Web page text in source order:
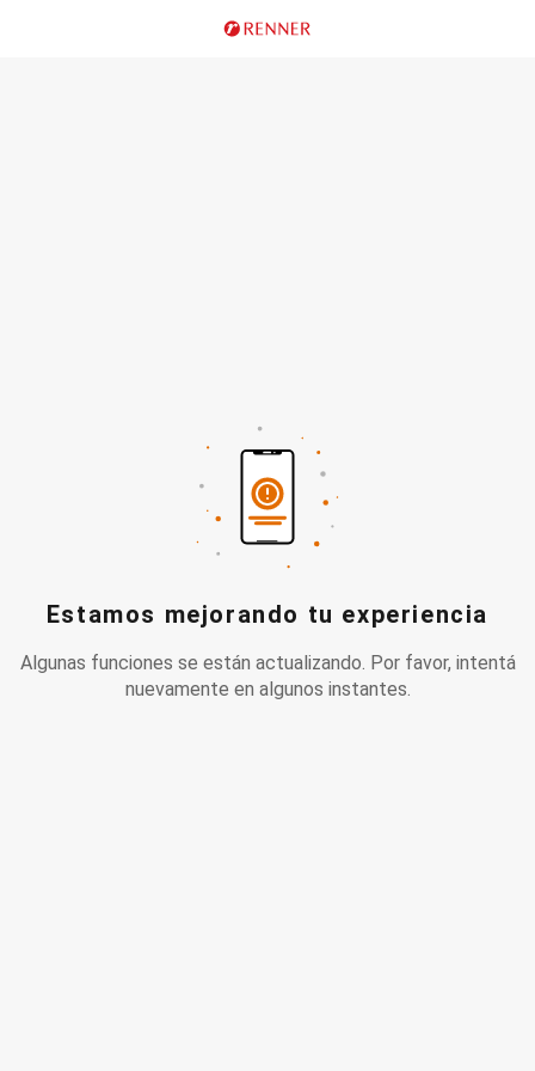
Estamos mejorando tu experiencia
Algunas funciones se están actualizando. Por favor, intentá
nuevamente en algunos instantes.